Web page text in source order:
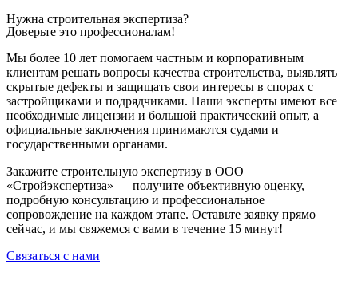
Нужна строительная экспертиза?
Доверьте это профессионалам!
Мы более 10 лет помогаем частным и корпоративным
клиентам решать вопросы качества строительства, выявлять
скрытые дефекты и защищать свои интересы в спорах с
застройщиками и подрядчиками. Наши эксперты имеют все
необходимые лицензии и большой практический опыт, а
официальные заключения принимаются судами и
государственными органами.
Закажите строительную экспертизу в ООО
«Стройэкспертиза» — получите объективную оценку,
подробную консультацию и профессиональное
сопровождение на каждом этапе. Оставьте заявку прямо
сейчас, и мы свяжемся с вами в течение 15 минут!
Связаться с нами